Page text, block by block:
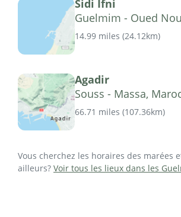
Sidi Ifni
Guelmim - Oued
14.99 miles (24.12km)
Agadir
Souss - Massa,
66.71 miles (107.36km)
Vous cherchez les horaires des marées
ailleurs? Voir tous les lieux dans les